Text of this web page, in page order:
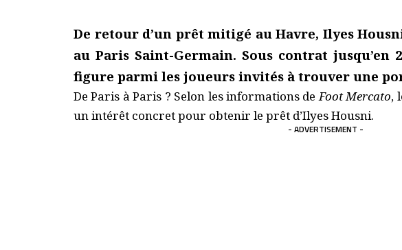
De retour d’un prêt mitigé au Havre, Ilyes
au Paris Saint-Germain. Sous contrat jusqu’en
figure parmi les joueurs invités à trouver une
De Paris à Paris ? Selon les informations deFoot Mercato,
un intérêt concret pour obtenir le prêt d’Ilyes Housni.
- ADVERTISEMENT -